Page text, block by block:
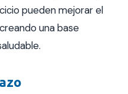
pueden mejorar el
una base